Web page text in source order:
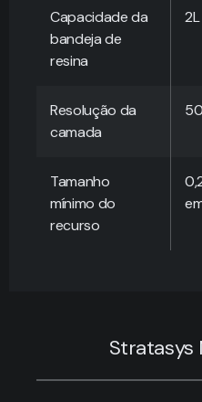
Capacidade da
bandeja de
resina
2L
Resolução da
camada
Tamanho
mínimo do
recurso
Stratasys